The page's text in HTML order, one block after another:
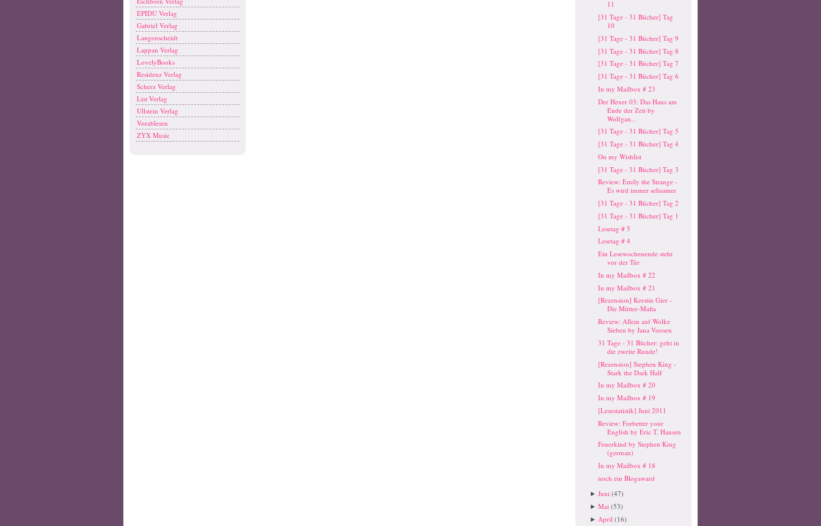
EPIDU Verlag
Gabriel Verlag
Langenscheidt
Lappan Verlag
LovelyBooks
Residenz Verlag
Scherz Verlag
List Verlag
Ullstein Verlag
Vorablesen
ZYX Music
11
[31 Tage - 31 Bücher] Tag
10
[31 Tage - 31 Bücher] Tag 9
[31 Tage - 31 Bücher] Tag 8
[31 Tage - 31 Bücher] Tag 7
[31 Tage - 31 Bücher] Tag 6
In my Mailbox # 23
Der Hexer 03: Das Haus am
Ende der Zeit by
Wolfgan...
[31 Tage - 31 Bücher] Tag 5
[31 Tage - 31 Bücher] Tag 4
On my Wishlist
[31 Tage - 31 Bücher] Tag 3
Review: Emily the Strange -
Es wird immer seltsamer
[31 Tage - 31 Bücher] Tag 2
[31 Tage - 31 Bücher] Tag 1
Lesetag # 5
Lesetag # 4
Ein Lesewochenende steht
vor der Tür
In my Mailbox # 22
In my Mailbox # 21
[Rezension] Kerstin Gier -
Die Mütter-Mafia
Review: Allein auf Wolke
Sieben by Jana Voosen
31 Tage - 31 Bücher: geht in
die zweite Runde!
[Rezension] Stephen King -
Stark the Dark Half
In my Mailbox # 20
In my Mailbox # 19
[Lesestatistik] Juni 2011
Review: Forbetter your
English by Eric T. Hansen
Feuerkind by Stephen King
(german)
In my Mailbox # 18
noch ein Blogaward
►Juni (47)
►Mai (53)
► April (16)